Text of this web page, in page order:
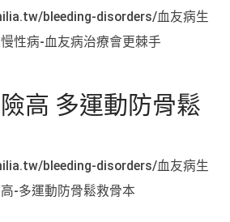
bleeding-disorders/血友病生
性病-血友病治療會更棘手
高 多運動防骨鬆
bleeding-disorders/血友病生
-多運動防骨鬆救骨本